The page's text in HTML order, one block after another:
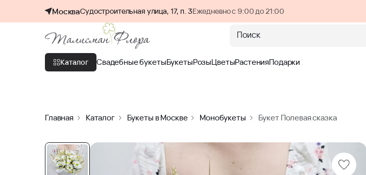
МоскваСудостроительная улица, 17, п. 3Ежедневно с 9:00 до 21:00
Поиск
Каталог Свадебные букетыБукетыРозыЦветыРастенияПодарки
Главная Каталог Букеты в Москве Монобукеты Букет Полевая сказка